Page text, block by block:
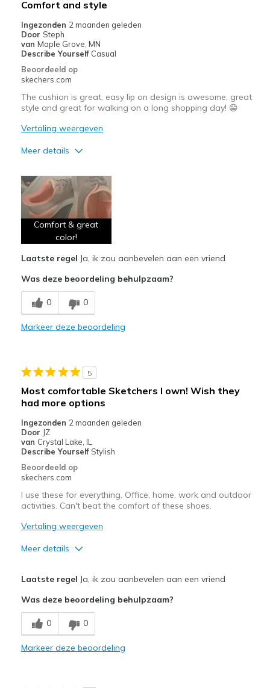
Width
Feels true to width
Sizing
View On Shoes
Shoes are for Wearing
Comfort and style
Ingezonden 2 maanden geleden
Door Steph
van Maple Grove, MN
Describe Yourself Casual
Beoordeeld op
skechers.com
The cushion is great, easy lip on design is awesome, great
style and great for walking on a long shopping day! 😁
Vertaling weergeven
Meer details
Attractive Design
Comfortable
Beste toepassingen
Casual Wear
Walking
Width
Comfort & great
color!
Laatste regel Ja, ik zou aanbevelen aan een vriend
Was deze beoordeling behulpzaam?
0 0
Markeer deze beoordeling
5
Most comfortable Sketchers I own! Wish they
had more options
Ingezonden 2 maanden geleden
Door JZ
van Crystal Lake, IL
Describe Yourself Stylish
Beoordeeld op
skechers.com
I use these for everything. Office, home, work and outdoor
activities. Can't beat the comfort of these shoes.
Vertaling weergeven
Meer details
Durable
Light weight
Laatste regel Ja, ik zou aanbevelen aan een vriend
Was deze beoordeling behulpzaam?
0 0
Markeer deze beoordeling